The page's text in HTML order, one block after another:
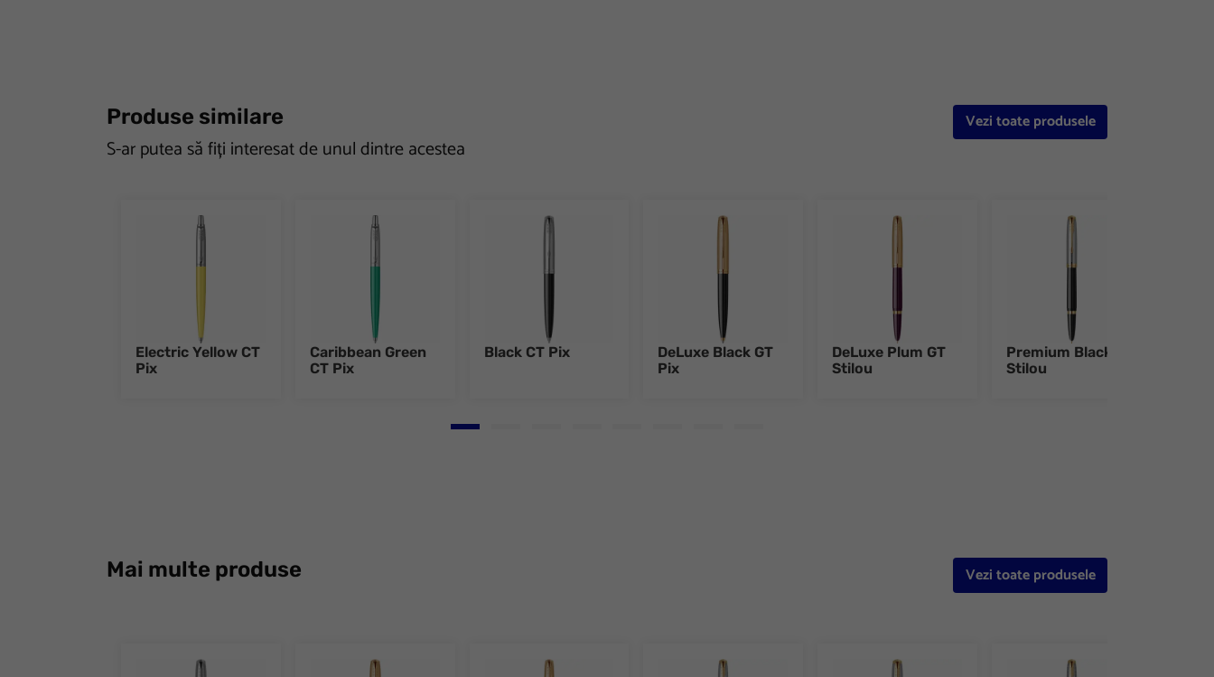
Produse similare
S-ar putea să fiți interesat de unul dintre acestea
Vezi toate produsele
Electric Yellow CT
Pix
Caribbean Green
CT Pix
Black CT Pix
DeLuxe Black GT
Pix
DeLuxe Plum GT
Stilou
Premium Black GT
Stilou
Go to slide 1
Mai multe produse Vezi toate produsele